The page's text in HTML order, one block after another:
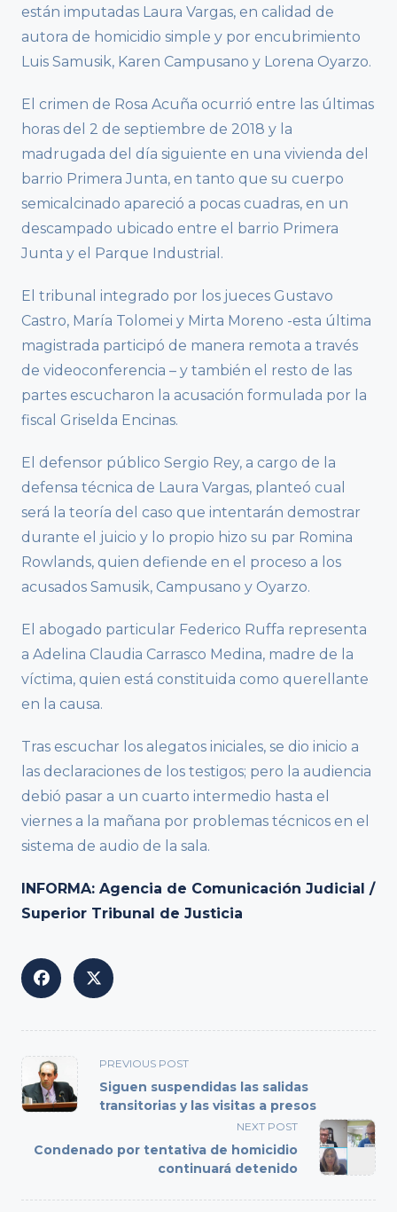
están imputadas Laura Vargas, en calidad de
autora de homicidio simple y por encubrimiento
Luis Samusik, Karen Campusano y Lorena Oyarzo.
El crimen de Rosa Acuña ocurrió entre las últimas
horas del 2 de septiembre de 2018 y la
madrugada del día siguiente en una vivienda del
barrio Primera Junta, en tanto que su cuerpo
semicalcinado apareció a pocas cuadras, en un
descampado ubicado entre el barrio Primera
Junta y el Parque Industrial.
El tribunal integrado por los jueces Gustavo
Castro, María Tolomei y Mirta Moreno -esta última
magistrada participó de manera remota a través
de videoconferencia – y también el resto de las
partes escucharon la acusación formulada por la
fiscal Griselda Encinas.
El defensor público Sergio Rey, a cargo de la
defensa técnica de Laura Vargas, planteó cual
será la teoría del caso que intentarán demostrar
durante el juicio y lo propio hizo su par Romina
Rowlands, quien defiende en el proceso a los
acusados Samusik, Campusano y Oyarzo.
El abogado particular Federico Ruffa representa
a Adelina Claudia Carrasco Medina, madre de la
víctima, quien está constituida como querellante
en la causa.
Tras escuchar los alegatos iniciales, se dio inicio a
las declaraciones de los testigos; pero la audiencia
debió pasar a un cuarto intermedio hasta el
viernes a la mañana por problemas técnicos en el
sistema de audio de la sala.
INFORMA: Agencia de Comunicación Judicial /
Superior Tribunal de Justicia
<span
class="nav-
subtitle
reader-
PREVIOUS POST
Siguen suspendidas las salidas
transitorias y las visitas a presos
NEXT POST
Condenado por tentativa de homicidio
continuará detenido